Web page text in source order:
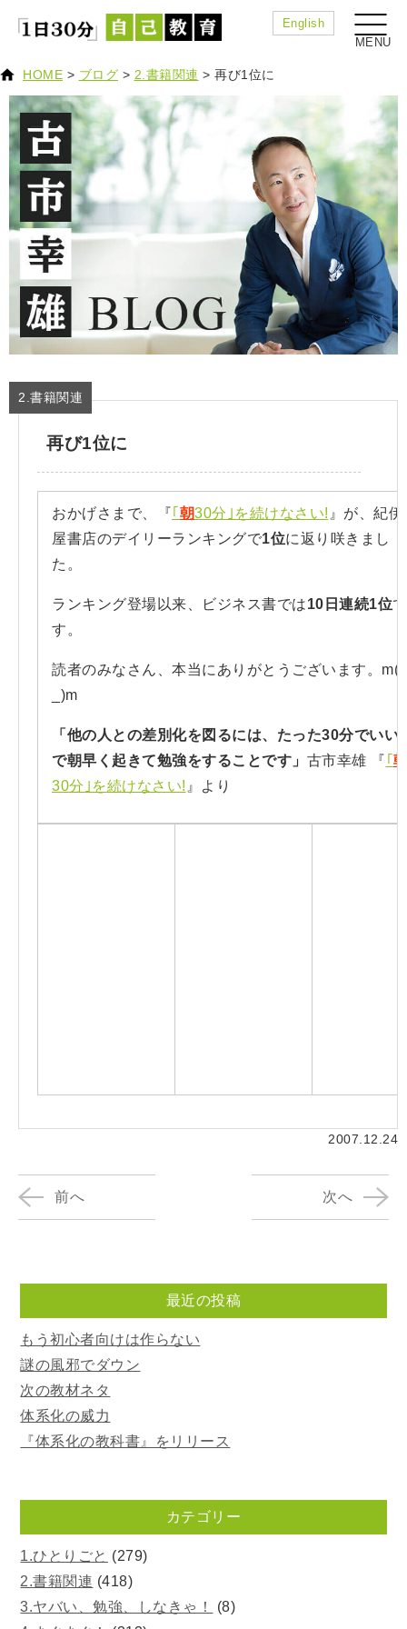
English
HOME > ブログ > 2.書籍関連 > 再び1位に
2.書籍関連
再び1位に
おかげさまで、『｢ 朝30分｣を続けなさい! 』が、紀伊
屋書店のデイリーランキングで1位に返り咲きまし
た。
ランキング登場以来、ビジネス書では10日連続1位で
す。
読者のみなさん、本当にありがとうございます。m(_
_)m
「他の人との差別化を図るには、たった30分でいい
で朝早く起きて勉強をすることです」 古市幸雄 『 ｢
30分｣を続けなさい! 』より
2007.12.24
前へ 次へ
最近の投稿
もう初心者向けは作らない
謎の風邪でダウン
次の教材ネタ
体系化の威力
『体系化の教科書』をリリース
カテゴリー
1.ひとりごと (279)
2.書籍関連 (418)
3.ヤバい、勉強、しなきゃ！
(8)